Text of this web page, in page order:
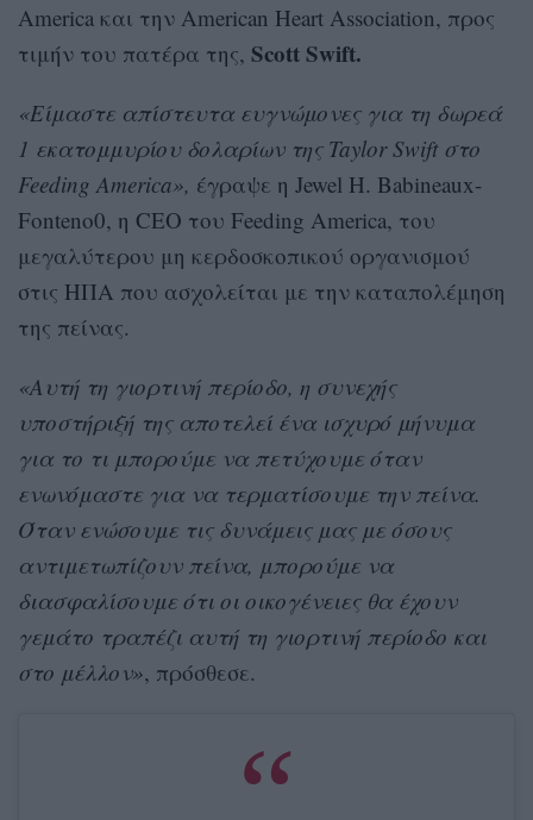
America και την American Heart Association, προς
τιμήν του πατέρα της, Scott Swift.
«Είμαστε απίστευτα ευγνώμονες για τη δωρεά
1 εκατομμυρίου δολαρίων της Taylor Swift στο
Feeding America», έγραψε η Jewel H. Babineaux-
Fonteno0, η CEO του Feeding America, του
μεγαλύτερου μη κερδοσκοπικού οργανισμού
στις ΗΠΑ που ασχολείται με την καταπολέμηση
της πείνας.
«Αυτή τη γιορτινή περίοδο, η συνεχής
υποστήριξή της αποτελεί ένα ισχυρό μήνυμα
για το τι μπορούμε να πετύχουμε όταν
ενωνόμαστε για να τερματίσουμε την πείνα.
Όταν ενώσουμε τις δυνάμεις μας με όσους
αντιμετωπίζουν πείνα, μπορούμε να
διασφαλίσουμε ότι οι οικογένειες θα έχουν
γεμάτο τραπέζι αυτή τη γιορτινή περίοδο και
στο μέλλον», πρόσθεσε.